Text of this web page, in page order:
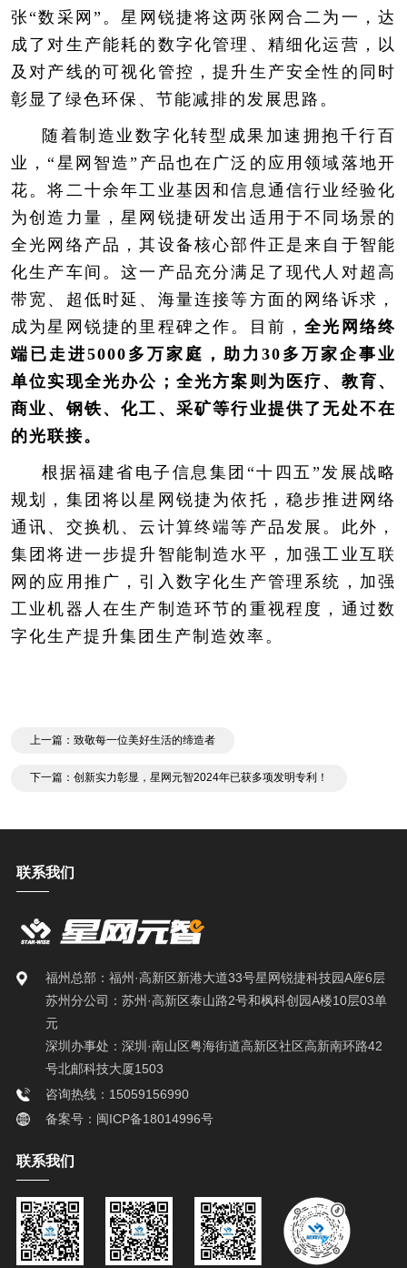
张“数采网”。星网锐捷将这两张网合二为一，达
成了对生产能耗的数字化管理、精细化运营，以
及对产线的可视化管控，提升生产安全性的同时
彰显了绿色环保、节能减排的发展思路。
随着制造业数字化转型成果加速拥抱千行百
业，“星网智造”产品也在广泛的应用领域落地开
花。将二十余年工业基因和信息通信行业经验化
为创造力量，星网锐捷研发出适用于不同场景的
全光网络产品，其设备核心部件正是来自于智能
化生产车间。这一产品充分满足了现代人对超高
带宽、超低时延、海量连接等方面的网络诉求，
成为星网锐捷的里程碑之作。目前，全光网络终
端已走进5000多万家庭，助力30多万家企事业
单位实现全光办公；全光方案则为医疗、教育、
商业、钢铁、化工、采矿等行业提供了无处不在
的光联接。
根据福建省电子信息集团“十四五”发展战略
规划，集团将以星网锐捷为依托，稳步推进网络
通讯、交换机、云计算终端等产品发展。此外，
集团将进一步提升智能制造水平，加强工业互联
网的应用推广，引入数字化生产管理系统，加强
工业机器人在生产制造环节的重视程度，通过数
字化生产提升集团生产制造效率。
上一篇：致敬每一位美好生活的缔造者
下一篇：创新实力彰显，星网元智2024年已获多项发明专利！
联系我们
福州总部：福州·高新区新港大道33号星网锐捷科技园A座6层
苏州分公司：苏州·高新区泰山路2号和枫科创园A楼10层03单
元
深圳办事处：深圳·南山区粤海街道高新区社区高新南环路42
号北邮科技大厦1503
咨询热线：15059156990
备案号：闽ICP备18014996号
联系我们